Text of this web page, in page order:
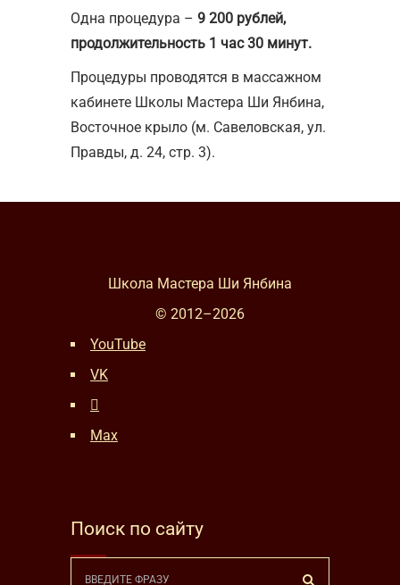
Одна процедура – 9 200 рублей,
продолжительность 1 час 30 минут.
Процедуры проводятся в массажном
кабинете Школы Мастера Ши Янбина,
Восточное крыло (м. Савеловская, ул.
Правды, д. 24, стр. 3).
Школа Мастера Ши Янбина
© 2012–2026
YouTube
VK
Max
Поиск по сайту